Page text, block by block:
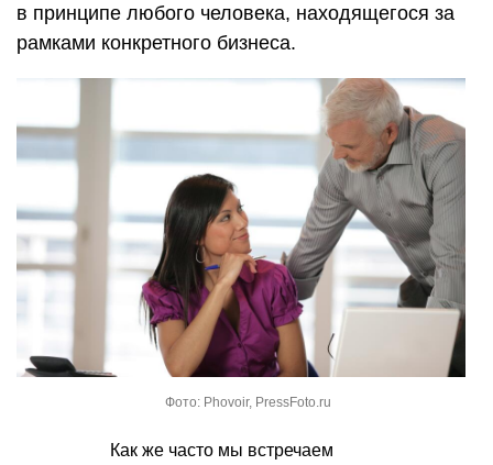
в принципе любого человека, находящегося за
рамками конкретного бизнеса.
Фото: Phovoir, PressFoto.ru
Как же часто мы встречаем